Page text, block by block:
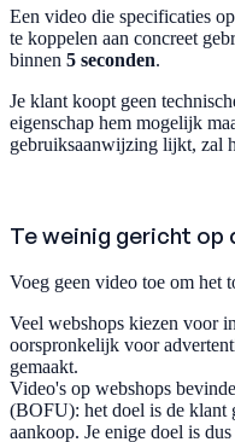
Een video die specificaties
te koppelen aan concreet
binnen 5 seconden.
Je klant koopt geen
eigenschap hem mogelijk
gebruiksaanwijzing lijkt, zal
Te weinig gericht op
Voeg geen video toe om het
Veel webshops kiezen voor
oorspronkelijk voor
gemaakt.
Video's op webshops
(BOFU): het doel is de klant
aankoop. Je enige doel is